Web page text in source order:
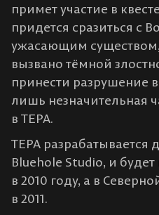
примет участие в
придется сразиться с
ужасающим
вызвано тёмной
принести разрушение
лишь незначительная
в ТЕРА.
ТЕРА разрабатывается
Bluehole Studio, и
в 2010 году, а в
в 2011.